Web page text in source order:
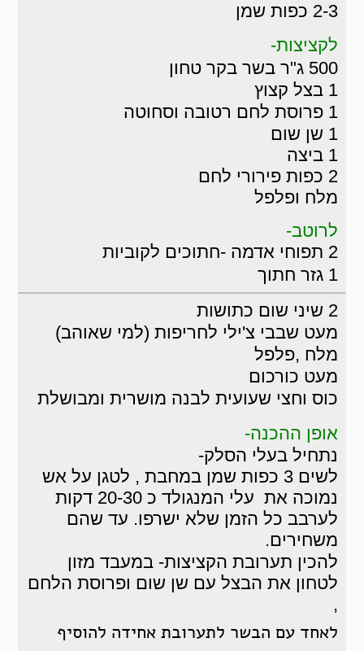
2-3 כפות שמן
לקציצות-
500 ג"ר בשר בקר טחון
1 בצל קצוץ
1 פרוסת לחם רטובה וסחוטה
1 שן שום
1 ביצה
2 כפות פירורי לחם
מלח ופלפל
לרוטב-
2 תפוחי אדמה -חתוכים לקוביות
1 גזר חתוך
2 שיני שום כתושות
מעט שבבי צ'ילי לחריפות (למי שאוהב)
מלח ,פלפל
מעט כורכום
כוס וחצי שעועית לבנה מושרית ומבושלת
אופן ההכנה-
נתחיל בעלי הסלק-
לשים 3 כפות שמן במחבת , לטגן על אש
נמוכה את עלי המנגולד כ 20-30 דקות
לערבב כל הזמן שלא ישרפו. עד שהם
משחירים.
להכין תערובת הקציצות- במעבד מזון
לטחון את הבצל עם שן שום ופרוסת הלחם
,
לאחד עם הבשר לתערובת אחידה להוסיף